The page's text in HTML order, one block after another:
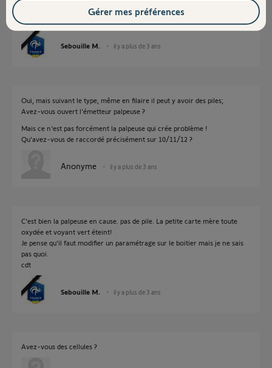
Non pas de pile , directement branché sur le AXroll.
Sebouille M. il y a plus de 3 ans
Oui, mais suivant le type, même en filaire il peut y avoir des piles;
Avez-vous ouvert l'émetteur palpeuse ?
Mais ce n'est pas forcément la palpeuse qui crée problème !
Qu'avez-vous de raccordé précisément sur 10/11/12 ?
Anonyme il y a plus de 3 ans
C'est bien la palpeuse en cause. pas de pile. La petite carte mère toute
oxydée et voyant vert éteint!
Je pense qu'il faut modifier un paramétrage sur le boitier mais je ne sais
pas quoi.
cdt
Sebouille M. il y a plus de 3 ans
Avez-vous des cellules ?
Gérer mes préférences